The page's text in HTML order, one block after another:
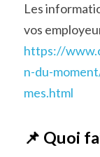
Les
https://
n-du-
mes.html
📌 Quoi